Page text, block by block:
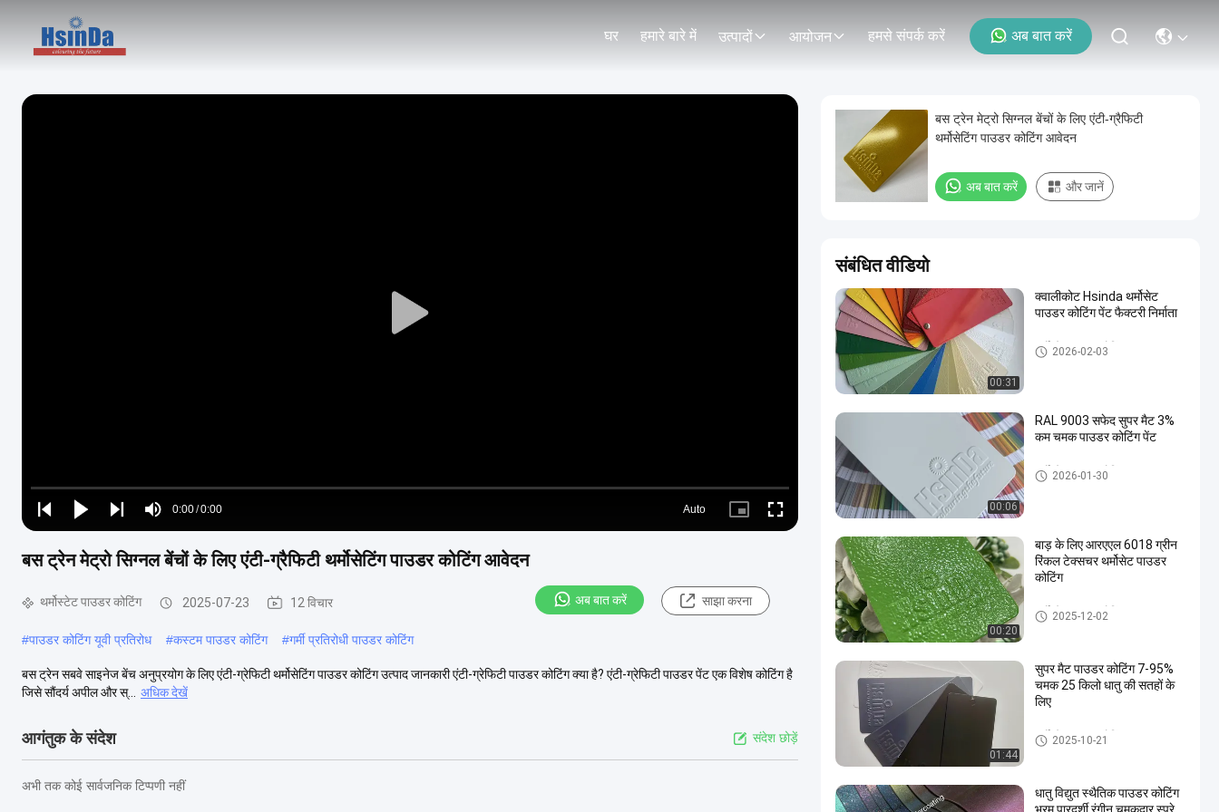
घर हमारे बारे में उत्पादों आयोजन हमसे संपर्क करें अब बात करें
Play
Play
Play
Play
Mute
Time
0:00/0:00
Loaded:
0%
Auto
Picture- Fullscreen
बस ट्रेन मेट्रो सिग्नल बेंचों के लिए एंटी-ग्रैफिटी थर्मोसेटिंग पाउडर कोटिंग आवेदन
थर्मोस्टेट पाउडर कोटिंग 2025-07-23 12 विचार अब बात करें साझा करना
#पाउडर कोटिंग यूवी प्रतिरोध #कस्टम पाउडर कोटिंग #गर्मी प्रतिरोधी पाउडर कोटिंग
बस ट्रेन सबवे साइनेज बेंच अनुप्रयोग के लिए एंटी-ग्रेफिटी थर्मोसेटिंग पाउडर कोटिंग उत्पाद जानकारी एंटी-ग्रेफिटी पाउडर कोटिंग क्या है? एंटी-ग्रेफिटी पाउडर पेंट एक विशेष कोटिंग है
जिसे सौंदर्य अपील और स्...
अधिक देखें
आगंतुक के संदेश संदेश छोड़ें
अभी तक कोई सार्वजनिक टिप्पणी नहीं
बस ट्रेन मेट्रो सिग्नल बेंचों के लिए एंटी-ग्रैफिटी
थर्मोसेटिंग पाउडर कोटिंग आवेदन
अब बात करें और जानें
संबंधित वीडियो
00:31
क्वालीकोट Hsinda थर्मोसेट
पाउडर कोटिंग पेंट फैक्टरी निर्माता
थर्मोस्टेट पाउडर कोटिंग
2026-02-03
00:06
RAL 9003 सफेद सुपर मैट 3%
कम चमक पाउडर कोटिंग पेंट
थर्मोस्टेट पाउडर कोटिंग
2026-01-30
00:20
बाड़ के लिए आरएएल 6018 ग्रीन
रिंकल टेक्सचर थर्मोसेट पाउडर
कोटिंग
थर्मोस्टेट पाउडर कोटिंग
2025-12-02
01:44
सुपर मैट पाउडर कोटिंग 7-95%
चमक 25 किलो धातु की सतहों के
लिए
थर्मोस्टेट पाउडर कोटिंग
2025-10-21
धातु विद्युत स्थैतिक पाउडर कोटिंग